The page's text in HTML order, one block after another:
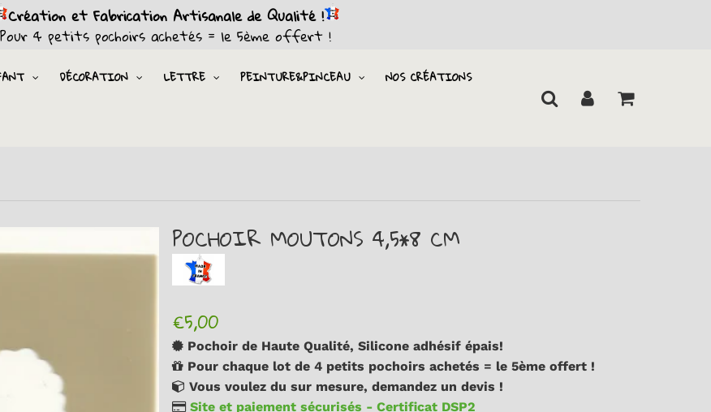
Création et Fabrication Artisanale de Qualité !
Pour 4 petits pochoirs achetés = le 5ème offert !
DÉCORATION LETTRE PEINTURE&PINCEAU NOS CRÉATIONS
POCHOIR MOUTONS 4,5*8 CM
€5,00
Pochoir de Haute Qualité, Silicone adhésif épais!
Pour chaque lot de 4 petits pochoirs achetés = le 5ème offert !
Vous voulez du sur mesure, demandez un devis !
Site et paiement sécurisés - Certificat DSP2